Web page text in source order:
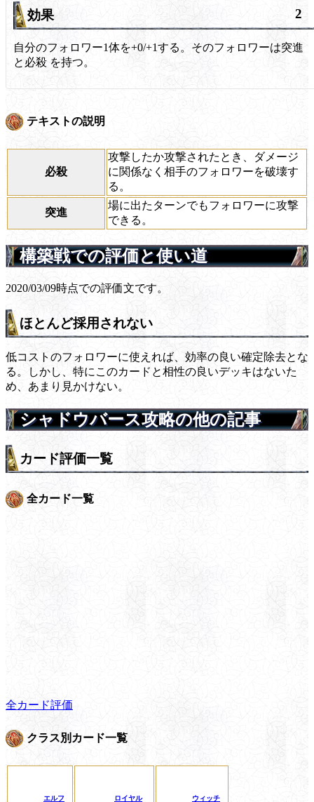
効果 2
自分のフォロワー1体を+0/+1する。そのフォロワーは突進
と 必殺 を持つ。
テキストの説明
必殺
攻撃したか攻撃されたとき、ダメージ
に関係なく相手のフォロワーを破壊す
る。
突進
場に出たターンでもフォロワーに攻撃
できる。
構築戦での評価と使い道
2020/03/09時点での評価文です。
ほとんど採用されない
低コストのフォロワーに使えれば、効率の良い確定除去とな
る。しかし、特にこのカードと相性の良いデッキはないた
め、あまり見かけない。
シャドウバース攻略の他の記事
カード評価一覧
全カード一覧
全カード評価
クラス別カード一覧
エルフ ロイヤル ウィッチ